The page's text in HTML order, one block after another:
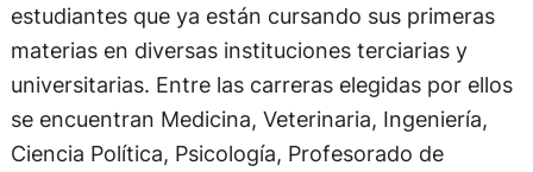
estudiantes que ya están cursando sus primeras
materias en diversas instituciones terciarias y
universitarias. Entre las carreras elegidas por ellos
se encuentran Medicina, Veterinaria, Ingeniería,
Ciencia Política, Psicología, Profesorado de